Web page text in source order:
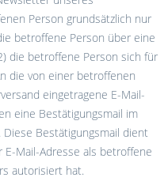
Person grundsätzlich nur
betroffene Person über eine
die betroffene Person sich für
die von einer betroffenen
eingetragene E-Mail-
eine Bestätigungsmail im
Bestätigungsmail dient
Mail-Adresse als betroffene
autorisiert hat.